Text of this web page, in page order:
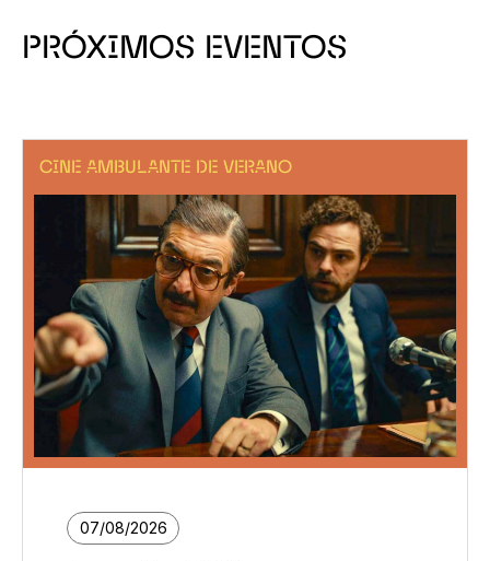
PRÓXIMOS EVENTOS
CINE AMBULANTE DE VERANO
07/08/2026